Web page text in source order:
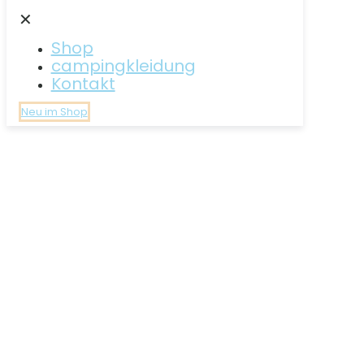
✕
Shop
campingkleidung
Kontakt
Neu im Shop